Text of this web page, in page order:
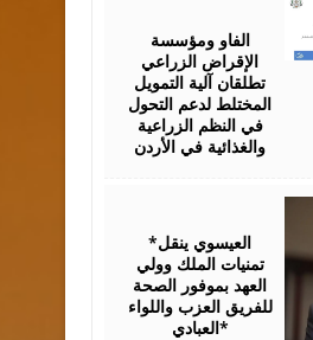
الفاو ومؤسسة
الإقراض الزراعي
تطلقان آلية التمويل
المختلط لدعم التحول
في النظم الزراعية
والغذائية في الأردن
*العيسوي ينقل
تمنيات الملك وولي
العهد بموفور الصحة
للفريق العزب واللواء
العبادي*